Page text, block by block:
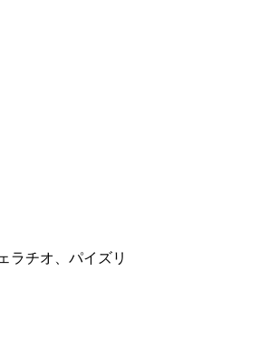
ラチオ、パイズリ